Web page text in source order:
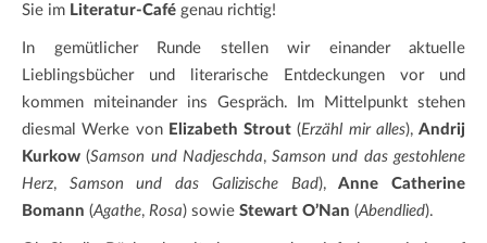
Sie im Literatur-Café genau richtig!
In gemütlicher Runde stellen wir einander aktuelle
Lieblingsbücher und literarische Entdeckungen vor und
kommen miteinander ins Gespräch. Im Mittelpunkt stehen
diesmal Werke von Elizabeth Strout (Erzähl mir alles), Andrij
Kurkow (Samson und Nadjeschda,Samson und das gestohlene
Herz, Samson und das Galizische Bad),Anne Catherine
Bomann (Agathe, Rosa) sowie Stewart O’Nan (Abendlied).